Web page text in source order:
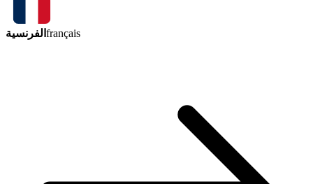
الفرنسية français